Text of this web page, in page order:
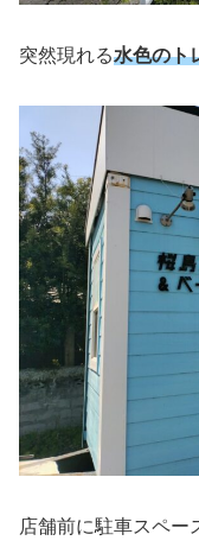
突然現れる水色のト
店舗前に駐車スペー